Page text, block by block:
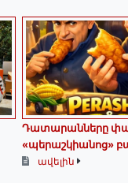
Դատարանները
«պերաշկիանոց»
ավելին